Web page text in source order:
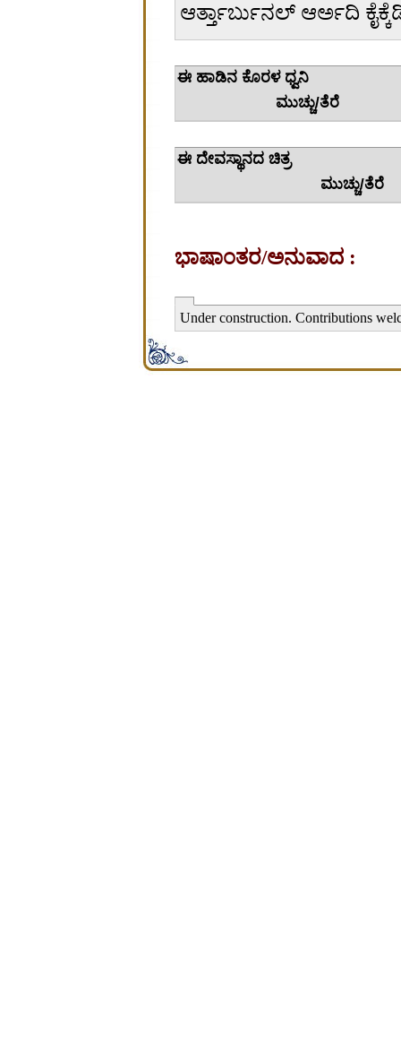
ಆರ್ತ್ತಾರ್ಬುನಲ್ ಆರ್ಅದಿ
ಈ
ಮುಚ್ಚು/ತೆರೆ
ಈ
ಮುಚ್ಚು/ತೆರೆ
ಭಾಷಾಂತರ/ಅನುವಾದ :
Under construction. Contributions